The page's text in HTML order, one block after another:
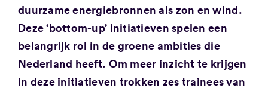
duurzame energiebronnen als zon en wind.
Deze ‘bottom-up’ initiatieven spelen een
belangrijk rol in de groene ambities die
Nederland heeft. Om meer inzicht te krijgen
in deze initiatieven trokken zes trainees van